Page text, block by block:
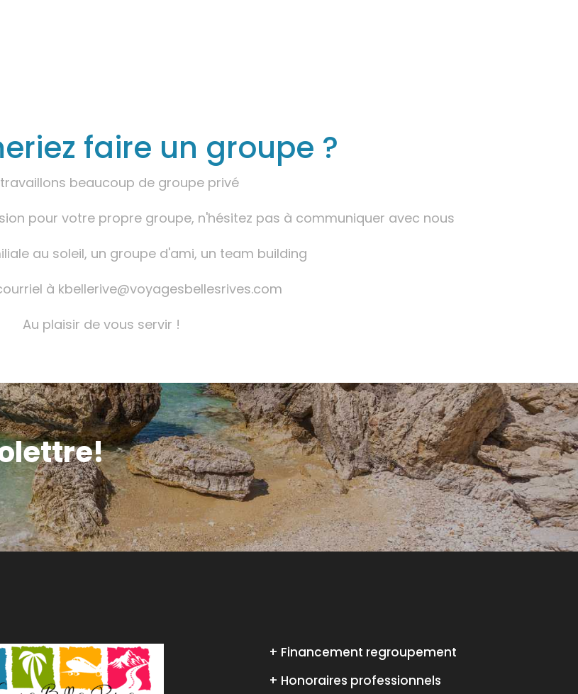
faire un groupe ?
beaucoup de groupe privé
pour votre propre groupe, n'hésitez pas à communiquer avec nous
au soleil, un groupe d'ami, un team building
à kbellerive@voyagesbellesrives.com
Au plaisir de vous servir !
+ Financement regroupement
+ Honoraires professionnels